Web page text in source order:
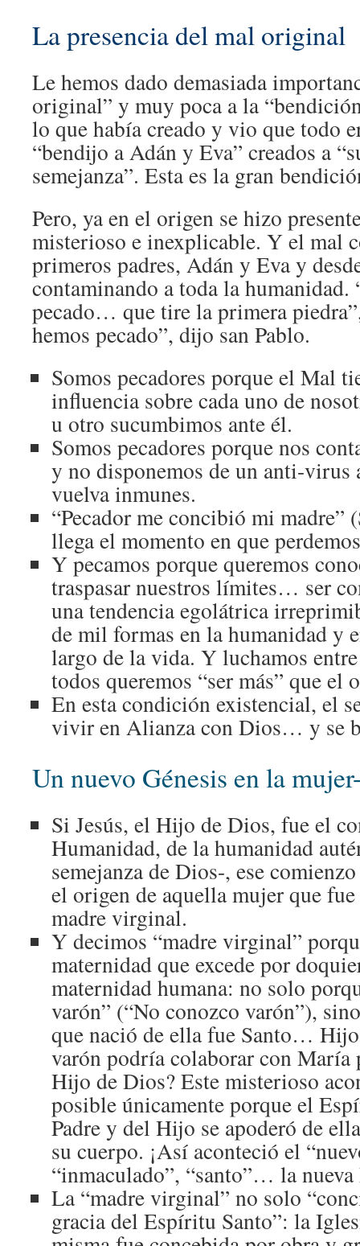
La presencia del mal original
Le hemos dado demasiada
original” y muy poca a la
lo que había creado y vio que todo
“bendijo a Adán y Eva” creados a
semejanza”. Esta es la gran
Pero, ya en el origen se hizo
misterioso e inexplicable. Y el mal
primeros padres, Adán y Eva y
contaminando a toda la humanidad.
pecado… que tire la primera
hemos pecado”, dijo san Pablo.
Somos pecadores porque el Mal
influencia sobre cada uno de
u otro sucumbimos ante él.
Somos pecadores porque nos
y no disponemos de un anti-virus
vuelva inmunes.
“Pecador me concibió mi madre”
llega el momento en que
Y pecamos porque queremos
traspasar nuestros límites… ser
una tendencia egolátrica
de mil formas en la humanidad y
largo de la vida. Y luchamos
todos queremos “ser más” que el
En esta condición existencial, el
vivir en Alianza con Dios… y se
Un nuevo Génesis en la
Si Jesús, el Hijo de Dios, fue el
Humanidad, de la humanidad
semejanza de Dios-, ese
el origen de aquella mujer que
madre virginal.
Y decimos “madre virginal”
maternidad que excede por
maternidad humana: no solo
varón” (“No conozco varón”),
que nació de ella fue Santo…
varón podría colaborar con María
Hijo de Dios? Este misterioso
posible únicamente porque el
Padre y del Hijo se apoderó de
su cuerpo. ¡Así aconteció el
“inmaculado”, “santo”… la
La “madre virginal” no solo
gracia del Espíritu Santo”: la